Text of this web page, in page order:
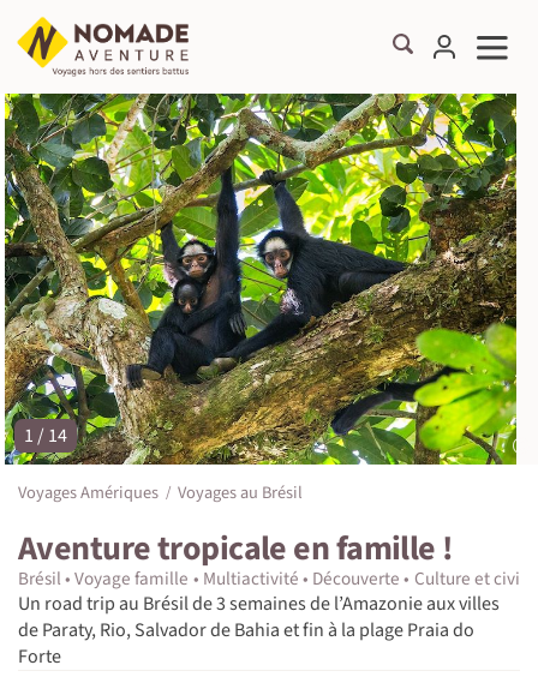
©
1 / 14
Voyages Amériques Voyages au Brésil
Aventure tropicale en famille !
Brésil Voyage famille Multiactivité Découverte
Culture et
Un road trip au Brésil de 3 semaines de l’Amazonie aux villes
de Paraty, Rio, Salvador de Bahia et fin à la plage Praia do
Forte